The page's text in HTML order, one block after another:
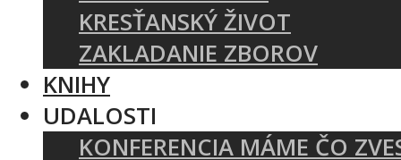
KRESŤANSKÝ ŽIVOT
ZAKLADANIE ZBOROV
KNIHY
UDALOSTI
KONFERENCIA MÁME ČO